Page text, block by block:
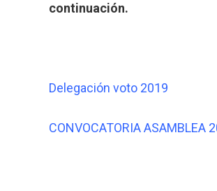
continuación.
Delegación voto 2019
CONVOCATORIA ASAMBLEA